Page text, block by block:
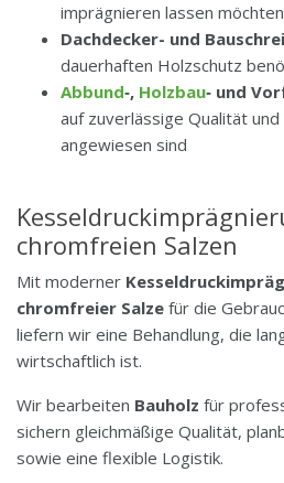
imprägnieren lassen möchten
Dachdecker- und
dauerhaften Holzschutz
Abbund‑, Holzbau‑ und
auf zuverlässige Qualität
angewiesen sind
chromfreien Salzen
Mit moderner
chromfreier Salze für die
liefern wir eine Behandlung, die
wirtschaftlich ist.
Wir bearbeiten Bauholz für
sichern gleichmäßige Qualität,
sowie eine flexible Logistik.